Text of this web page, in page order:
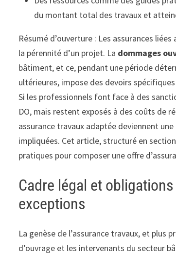
du montant total des travaux et
Résumé d’ouverture : Les assurances
la pérennité d’un projet. La dommages
bâtiment, et ce, pendant une période
ultérieures, impose des devoirs
Si les professionnels font face à des
DO, mais restent exposés à des coûts de
assurance travaux adaptée deviennent
impliquées. Cet article, structuré en
pratiques pour composer une offre
Cadre légal et
exceptions
La genèse de l’assurance travaux, et plus
d’ouvrage et les intervenants du secteur